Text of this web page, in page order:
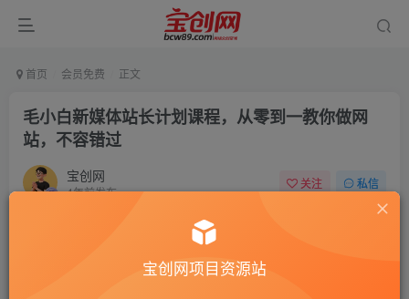
首页 会员免费 正文
毛小白新媒体站长计划课程，从零到一教你做网
站，不容错过
宝创网
4年前发布
关注 私信
毛小白新媒体站长计划课程，从零到一教你做网站，不容错过
宝创网项目资源站